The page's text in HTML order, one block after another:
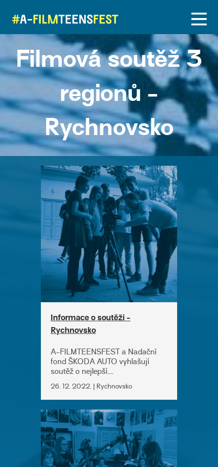
Filmová soutěž 3
regionů -
Rychnovsko
Informace o soutěži -
Rychnovsko
A-FILMTEENSFEST a Nadační
fond ŠKODA AUTO vyhlašují
soutěž o nejlepší....
26. 12. 2022. | Rychnovsko